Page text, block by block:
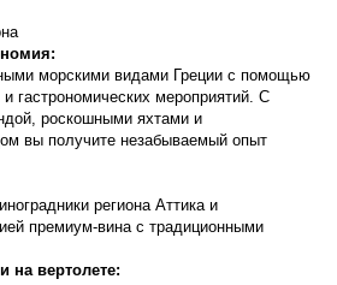
морскими видами Греции с помощью
гастрономических мероприятий. С
роскошными яхтами и
вы получите незабываемый опыт
региона Аттика и
премиум-вина с традиционными
на вертолете: